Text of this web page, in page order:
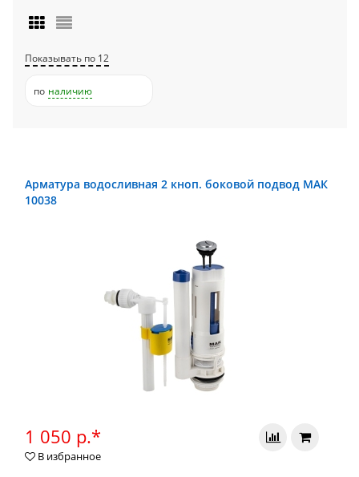
Показывать по 12
по наличию
Арматура водосливная 2 кноп. боковой подвод МАК
10038
1 050 р.*
В избранное